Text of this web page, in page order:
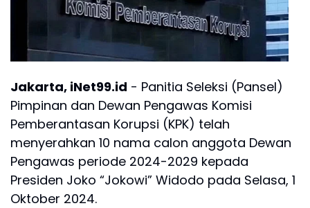
Jakarta, iNet99.id - Panitia Seleksi (Pansel)
Pimpinan dan Dewan Pengawas Komisi
Pemberantasan Korupsi (KPK) telah
menyerahkan 10 nama calon anggota Dewan
Pengawas periode 2024-2029 kepada
Presiden Joko “Jokowi” Widodo pada Selasa, 1
Oktober 2024.